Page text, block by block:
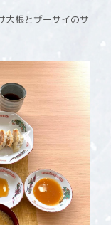
大根とザーサイのサ